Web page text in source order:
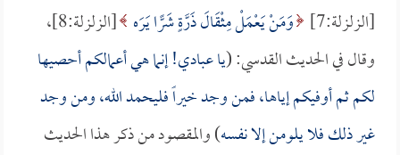
[الزلزلة:7]
وَمَنْ يَعْمَلْ مِثْقَالَ ذَرَّةٍ شَرًّا يَرَه
[الزلزلة:8]،
وقال في الحديث القدسي: (يا عبادي! إنما هي أعمالكم أحصيها
لكم ثم أوفيكم إياها، فمن وجد خيراً فليحمد الله، ومن وجد
غير ذلك فلا يلومن إلا نفسه) والمقصود من ذكر هذا الحديث